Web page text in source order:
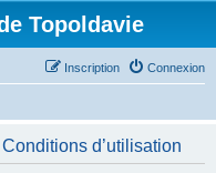
Topoldavie
Connexion
Inscription
d’utilisation